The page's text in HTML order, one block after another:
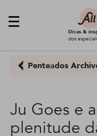
Dicas &
dos
Penteados
Ju Goes e
plenitude